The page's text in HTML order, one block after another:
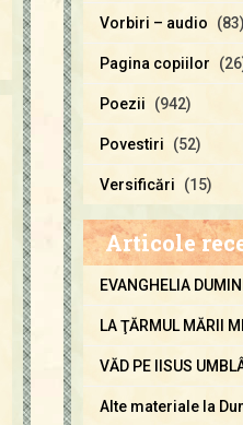
Vorbiri – audio (83)
Pagina copiilor
Poezii (942)
Povestiri (52)
Versificări (15)
Articole
EVANGHELIA
LA ŢĂRMUL MĂRII
VĂD PE IISUS
Alte materiale la